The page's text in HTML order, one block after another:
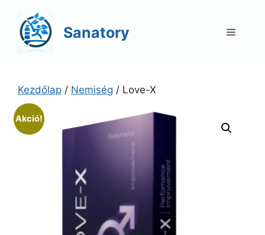
tartalomba
Sanatory Menü
Kezdőlap / Nemiség / Love-X
Akció!